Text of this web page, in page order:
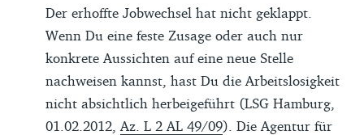
Der erhoffte Jobwechsel hat nicht geklappt.
Wenn Du eine feste Zusage oder auch nur
konkrete Aussichten auf eine neue Stelle
nachweisen kannst, hast Du die Arbeitslosigkeit
nicht absichtlich herbeigeführt (LSG Hamburg,
01.02.2012, Az. L 2 AL 49/09). Die Agentur für